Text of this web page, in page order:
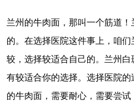
兰州的牛肉面，那叫一个筋道
的。在选择医院这件事上，咱
较，选择较适合自己的。兰州
有较适合你的选择。选择医院
的牛肉面，需要耐心，需要尝